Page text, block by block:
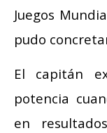
Juegos
pudo
El capitán
potencia
en